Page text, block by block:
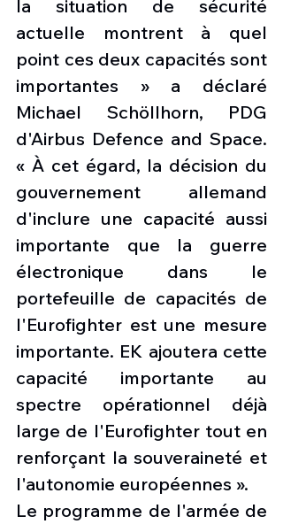
la situation de sécurité
actuelle montrent à quel
point ces deux capacités sont
importantes » a déclaré
Michael Schöllhorn, PDG
d'Airbus Defence and Space.
« À cet égard, la décision du
gouvernement allemand
d'inclure une capacité aussi
importante que la guerre
électronique dans le
portefeuille de capacités de
l'Eurofighter est une mesure
importante. EK ajoutera cette
capacité importante au
spectre opérationnel déjà
large de l'Eurofighter tout en
renforçant la souveraineté et
l'autonomie européennes ».
Le programme de l'armée de